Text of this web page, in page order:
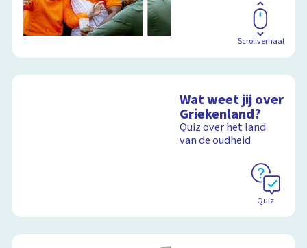
Scrollverhaal
Wat weet jij over
Griekenland?
Quiz over het land
van de oudheid
Quiz